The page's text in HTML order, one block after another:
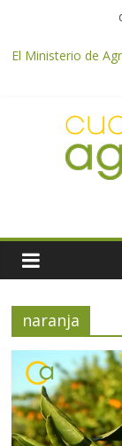
El Ministerio de
pago de 85
remanentes
El Ministerio de
premios
UPA Granada
desplome de la
seguridad y la
ASAJA Almería:
meteorológicas y
naranja